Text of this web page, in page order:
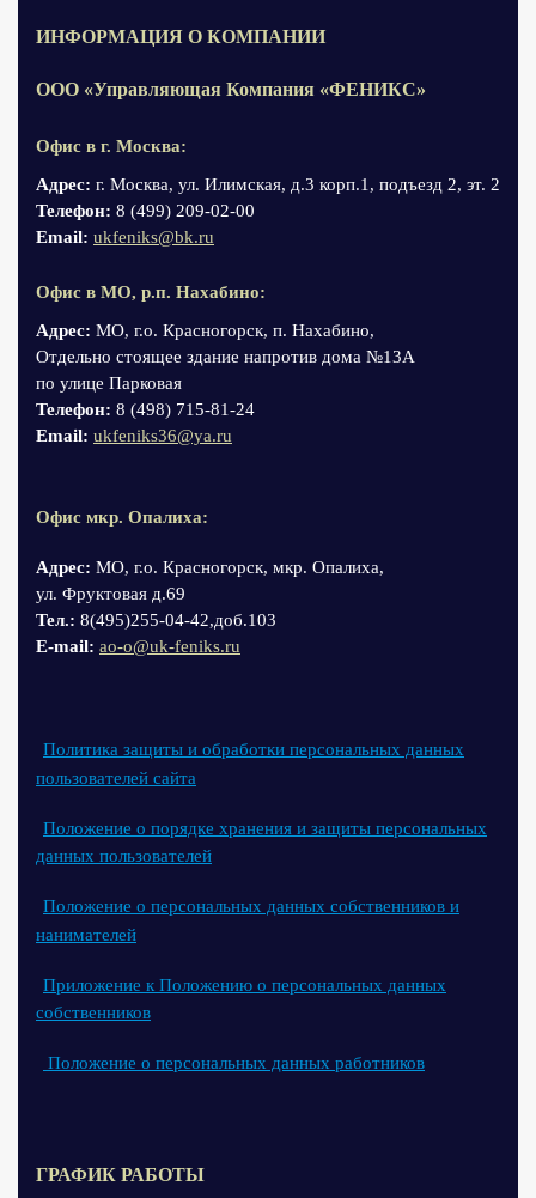
ИНФОРМАЦИЯ О КОМПАНИИ
ООО «Управляющая Компания «ФЕНИКС»
Офис в г. Москва:
Адрес: г. Москва, ул. Илимская, д.3 корп.1, подъезд 2, эт. 2
Телефон: 8 (499) 209-02-00
Email: ukfeniks@bk.ru
Офис в МО, р.п. Нахабино:
Адрес: МО, г.о. Красногорск, п. Нахабино,
Отдельно стоящее здание напротив дома №13А
по улице Парковая
Телефон: 8 (498) 715-81-24
Email: ukfeniks36@ya.ru
Офис мкр. Опалиха:
Адрес: МО, г.о. Красногорск, мкр. Опалиха,
ул. Фруктовая д.69
Тел.: 8(495)255-04-42,доб.103
Е-mail: ao-o@uk-feniks.ru
Политика защиты и обработки персональных данных
пользователей сайта
Положение о порядке хранения и защиты персональных
данных пользователей
Положение о персональных данных собственников и
нанимателей
Приложение к Положению о персональных данных
собственников
Положение о персональных данных работников
ГРАФИК РАБОТЫ